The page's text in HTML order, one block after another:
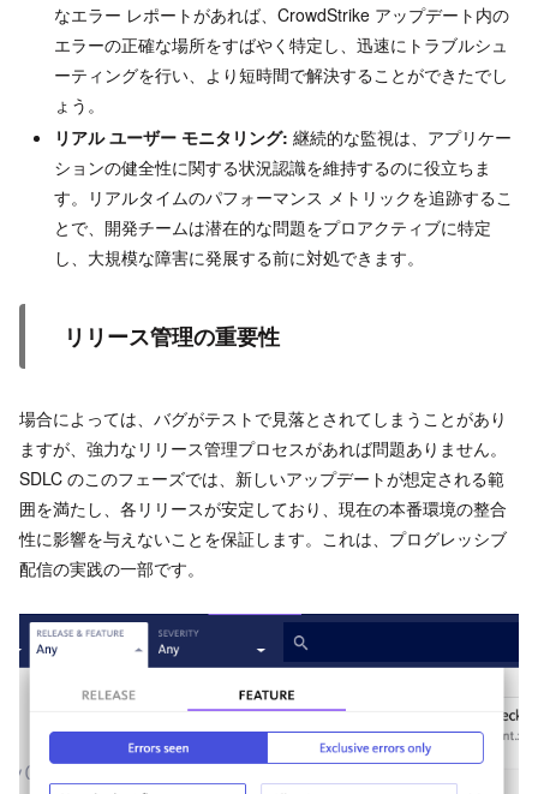
なエラー レポートがあれば、CrowdStrike アップデート内の
エラーの正確な場所をすばやく特定し、迅速にトラブルシュ
ーティングを行い、より短時間で解決することができたでし
ょう。
リアル ユーザー モニタリング: 継続的な監視は、アプリケー
ションの健全性に関する状況認識を維持するのに役立ちま
す。リアルタイムのパフォーマンス メトリックを追跡するこ
とで、開発チームは潜在的な問題をプロアクティブに特定
し、大規模な障害に発展する前に対処できます。
リリース管理の重要性
場合によっては、バグがテストで見落とされてしまうことがあり
ますが、強力なリリース管理プロセスがあれば問題ありません。
SDLC のこのフェーズでは、新しいアップデートが想定される範
囲を満たし、各リリースが安定しており、現在の本番環境の整合
性に影響を与えないことを保証します。これは、プログレッシブ
配信の実践の一部です。